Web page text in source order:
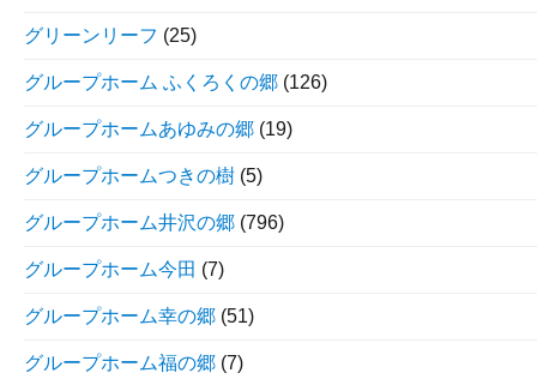
グリーンリーフ (25)
グループホーム ふくろくの郷 (126)
グループホームあゆみの郷 (19)
グループホームつきの樹 (5)
グループホーム井沢の郷 (796)
グループホーム今田 (7)
グループホーム幸の郷 (51)
グループホーム福の郷 (7)